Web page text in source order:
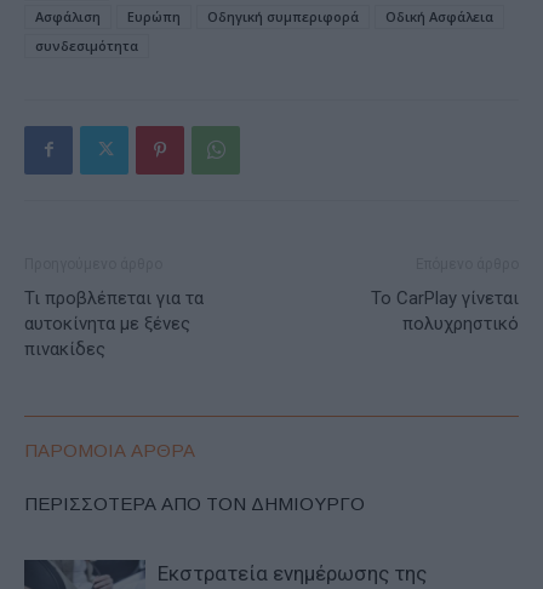
Ασφάλιση
Ευρώπη Οδηγική συμπεριφορά
Οδική Ασφάλεια
συνδεσιμότητα
Τι προβλέπεται για τα
αυτοκίνητα με ξένες
πινακίδες
Το CarPlay γίνεται
πολυχρηστικό
ΠΑΡΟΜΟΙΑ ΑΡΘΡΑ
ΠΕΡΙΣΣΟΤΕΡΑ ΑΠΟ ΤΟΝ ΔΗΜΙΟΥΡΓΟ
Εκστρατεία ενημέρωσης της